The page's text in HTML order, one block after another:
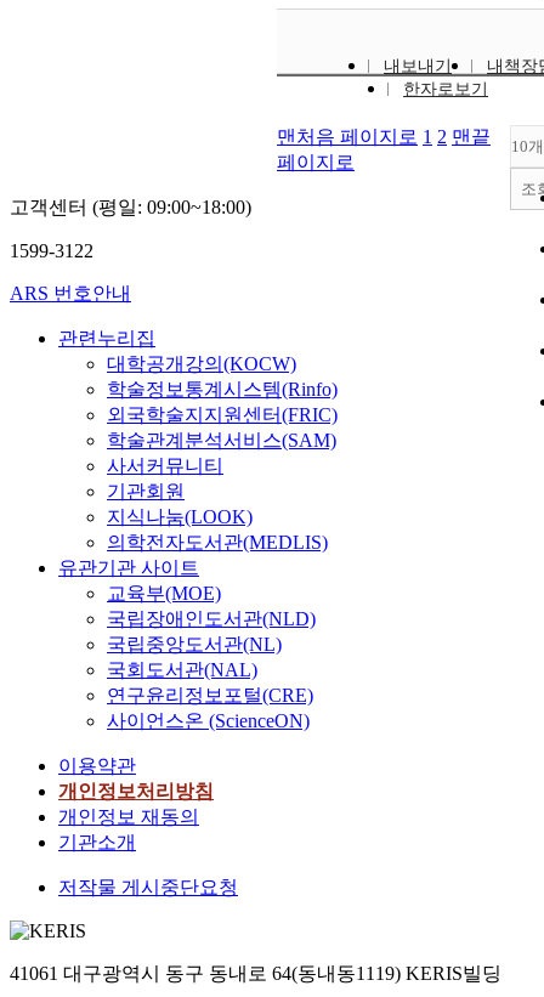
내보내기
내책장
한자로보기
10
조
맨처음 페이지로 1 2 맨끝
페이지로
고객센터 (평일: 09:00~18:00)
1599-3122
ARS 번호안내
관련누리집
대학공개강의(KOCW)
학술정보통계시스템(Rinfo)
외국학술지지원센터(FRIC)
학술관계분석서비스(SAM)
사서커뮤니티
기관회원
지식나눔(LOOK)
의학전자도서관(MEDLIS)
유관기관 사이트
교육부(MOE)
국립장애인도서관(NLD)
국립중앙도서관(NL)
국회도서관(NAL)
연구윤리정보포털(CRE)
사이언스온 (ScienceON)
이용약관
개인정보처리방침
개인정보 재동의
기관소개
저작물 게시중단요청
41061 대구광역시 동구 동내로 64(동내동1119) KERIS빌딩